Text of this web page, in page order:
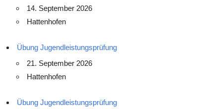
14. September 2026
Hattenhofen
Übung Jugendleistungsprüfung
21. September 2026
Hattenhofen
Übung Jugendleistungsprüfung